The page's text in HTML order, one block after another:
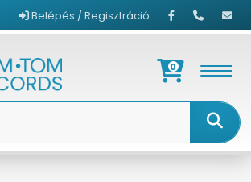
Belépés / Regisztráció
0